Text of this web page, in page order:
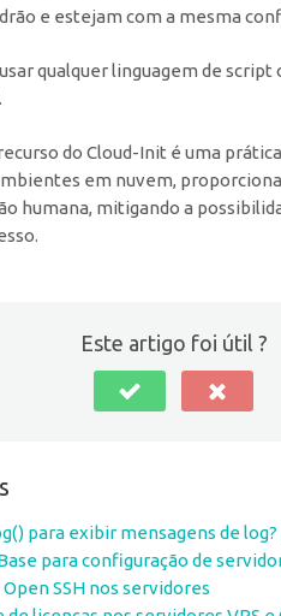
e estejam com a mesma
qualquer linguagem de
do Cloud-Init é uma
em nuvem,
humana, mitigando a
Este artigo foi útil ?
para exibir mensagens de
para configuração de
SSH nos servidores